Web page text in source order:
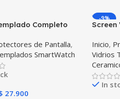
Completo
de Pantalla,
SmartWatch
27.900
-9%
Screen
Inicio,
Vidrios
In